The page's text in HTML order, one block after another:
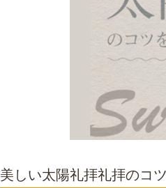
美しい太陽礼拝礼拝のコ